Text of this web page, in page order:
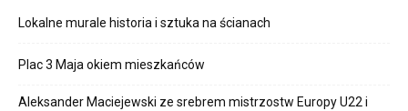
Lokalne murale historia i sztuka na ścianach
Plac 3 Maja okiem mieszkańców
Aleksander Maciejewski ze srebrem mistrzostw Europy U22 i